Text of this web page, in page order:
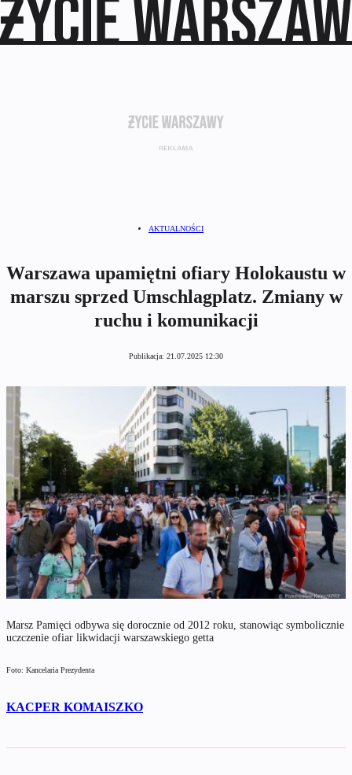
AKTUALNOŚCI
Warszawa upamiętni ofiary Holokaustu w
marszu sprzed Umschlagplatz. Zmiany w
ruchu i komunikacji
Publikacja: 21.07.2025 12:30
Marsz Pamięci odbywa się dorocznie od 2012 roku, stanowiąc symbolicznie
uczczenie ofiar likwidacji warszawskiego getta
Foto: Kancelaria Prezydenta
KACPER KOMAISZKO